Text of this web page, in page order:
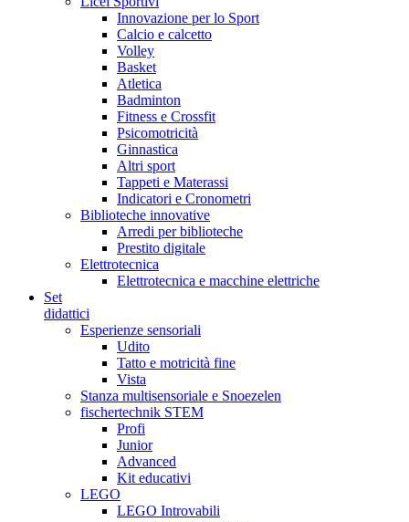
Innovazione per lo Sport
Calcio e calcetto
Volley
Basket
Atletica
Badminton
Fitness e Crossfit
Psicomotricità
Ginnastica
Altri sport
Tappeti e Materassi
Indicatori e Cronometri
Biblioteche innovative
Arredi per biblioteche
Prestito digitale
Elettrotecnica
Elettrotecnica e macchine elettriche
Set
didattici
Esperienze sensoriali
Udito
Tatto e motricità fine
Vista
Stanza multisensoriale e Snoezelen
fischertechnik STEM
Profi
Junior
Advanced
Kit educativi
LEGO
LEGO Introvabili